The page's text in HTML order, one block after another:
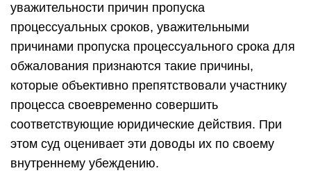
уважительности причин пропуска
процессуальных сроков, уважительными
причинами пропуска процессуального срока для
обжалования признаются такие причины,
которые объективно препятствовали участнику
процесса своевременно совершить
соответствующие юридические действия. При
этом суд оценивает эти доводы их по своему
внутреннему убеждению.